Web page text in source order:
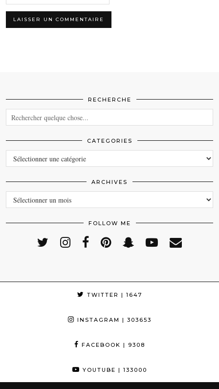
RECHERCHE
CATEGORIES
CATEGORIES
ARCHIVES
ARCHIVES
FOLLOW ME
TWITTER | 1647
INSTAGRAM | 303653
FACEBOOK | 9308
YOUTUBE | 133000